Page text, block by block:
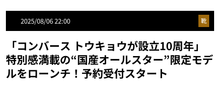
2025/08/06 22:00 靴
「コンバース トウキョウが設立10周年」
特別感満載の“国産オールスター”限定モデ
ルをローンチ！予約受付スタート